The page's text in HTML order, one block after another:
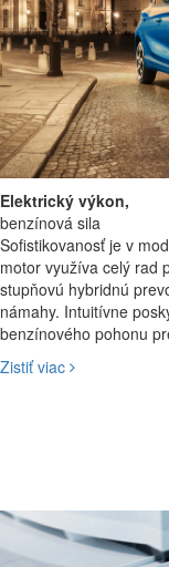
Elektrický výkon,
benzínová sila
Sofistikovanosť je v
motor využíva celý rad
stupňovú hybridnú
námahy. Intuitívne
benzínového pohonu
Zistiť viac